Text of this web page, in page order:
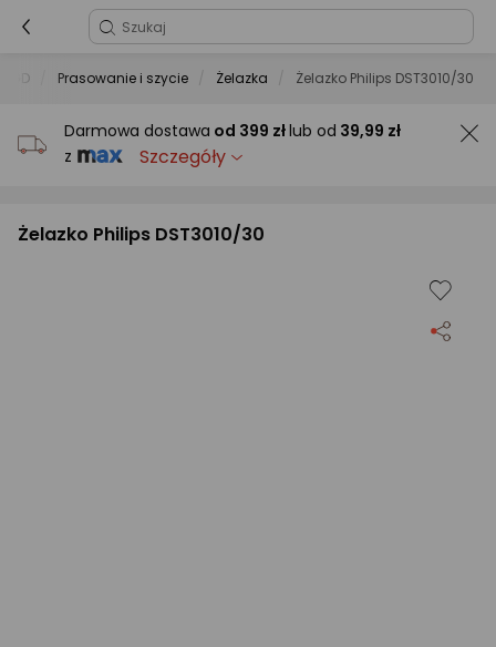
Prasowanie i szycie Żelazka Żelazko Philips DST3010/30
Darmowa dostawa od 399 złlub od 39,99 zł
z
Szczegóły
Żelazko Philips DST3010/30